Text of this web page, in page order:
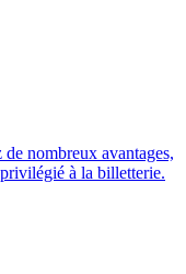
nombreux avantages,
à la billetterie.